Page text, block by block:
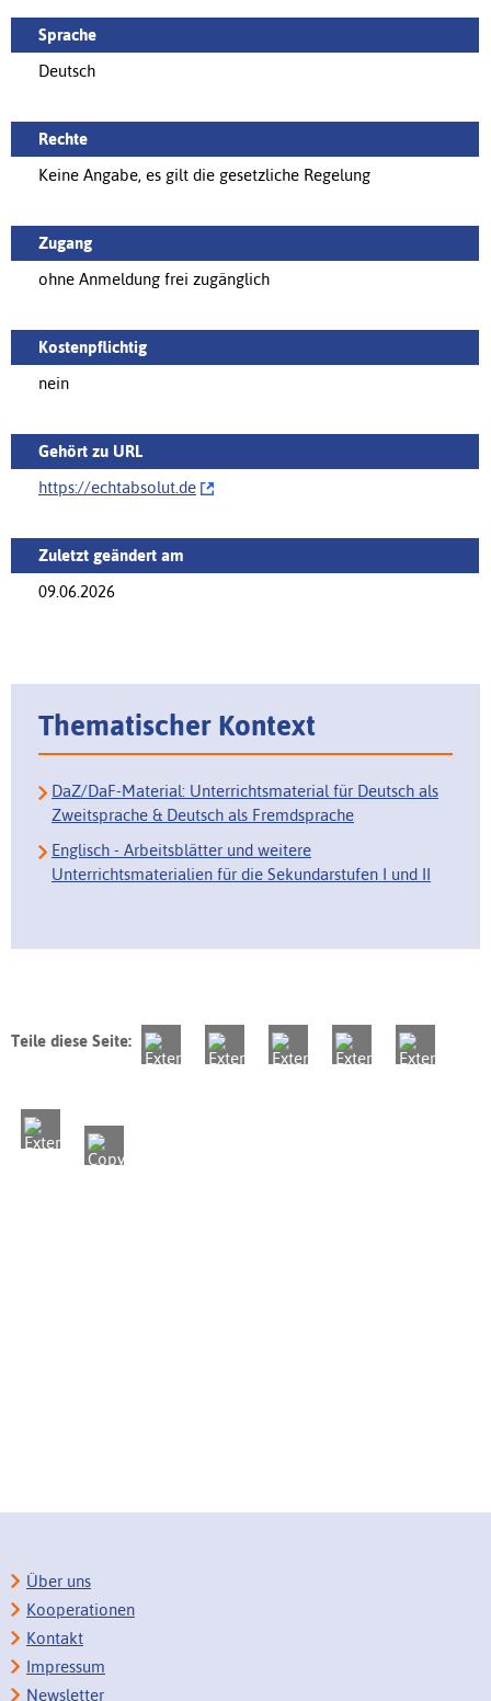
Sprache
Deutsch
Rechte
Keine Angabe, es gilt die gesetzliche Regelung
Zugang
ohne Anmeldung frei zugänglich
Kostenpflichtig
nein
Gehört zu URL
https://‌echtabsolut.de
Zuletzt geändert am
09.06.2026
Thematischer Kontext
DaZ/DaF-Material: Unterrichtsmaterial für Deutsch als
Zweitsprache & Deutsch als Fremdsprache
Englisch - Arbeitsblätter und weitere
Unterrichtsmaterialien für die Sekundarstufen I und II
Teile diese Seite:
Über uns
Kooperationen
Kontakt
Impressum
Newsletter